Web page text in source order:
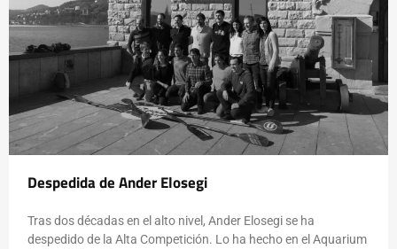
Despedida de Ander Elosegi
Tras dos décadas en el alto nivel, Ander Elosegi se ha
despedido de la Alta Competición. Lo ha hecho en el Aquarium